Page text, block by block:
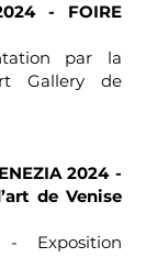
- FOIRE
par la
Gallery de
2024 -
de Venise
- Exposition